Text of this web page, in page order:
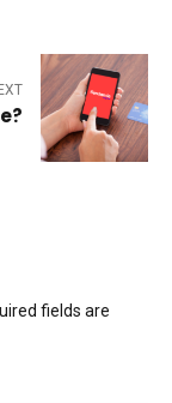
fields are